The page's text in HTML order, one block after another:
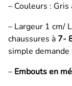
– Couleurs :
– Largeur 1 cm/
chaussures à 7-
simple demande
– Embouts en